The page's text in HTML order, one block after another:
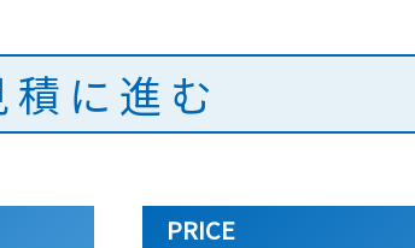
積に進む
PRICE